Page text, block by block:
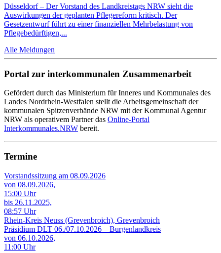
Düsseldorf – Der Vorstand des Landkreistags NRW sieht die
Auswirkungen der geplanten Pflegereform kritisch. Der
Gesetzentwurf führt zu einer finanziellen Mehrbelastung von
Pflegebedürftigen,...
Alle Meldungen
Portal zur interkommunalen Zusammenarbeit
Gefördert durch das Ministerium für Inneres und Kommunales des
Landes Nordrhein-Westfalen stellt die Arbeitsgemeinschaft der
kommunalen Spitzenverbände NRW mit der Kommunal Agentur
NRW als operativem Partner das Online-Portal
Interkommunales.NRW bereit.
Termine
Vorstandssitzung am 08.09.2026
von 08.09.2026,
15:00 Uhr
bis 26.11.2025,
08:57 Uhr
Rhein-Kreis Neuss (Grevenbroich), Grevenbroich
Präsidium DLT 06./07.10.2026 – Burgenlandkreis
von 06.10.2026,
11:00 Uhr